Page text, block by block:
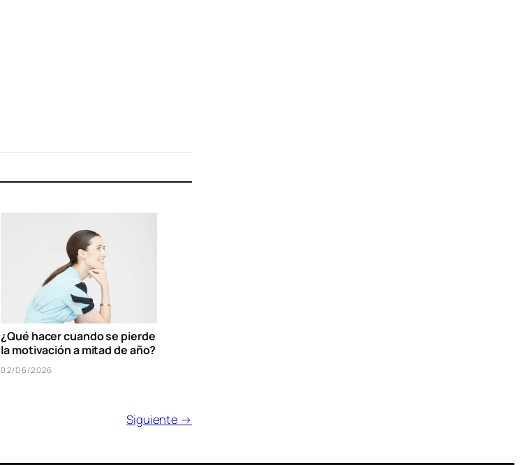
¿Qué hacer cuando se pierde
la motivación a mitad de año?
02/06/2026
Siguiente →